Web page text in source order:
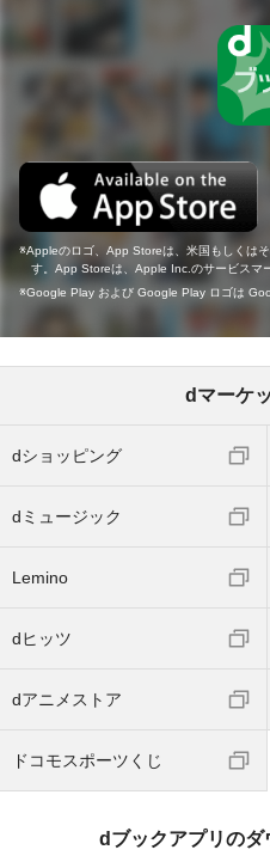
Appleのロゴ、App Storeは、米国もしくは
す。App Storeは、Apple Inc.のサービスマ
Google Play および Google Play ロゴは
dマーケ
dショッピング
dミュージック
Lemino
dヒッツ
dアニメストア
ドコモスポーツくじ
dブックアプリのダ